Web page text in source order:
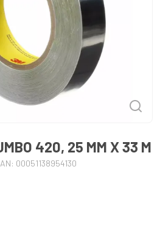
420, 25 MM X 33 M
00051138954130